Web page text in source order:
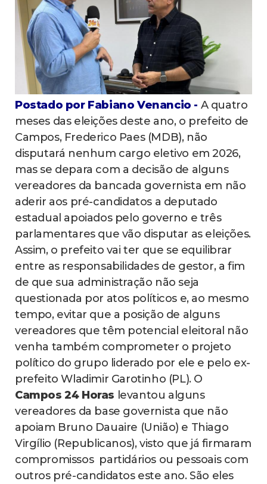
Postado por Fabiano Venancio - A quatro
meses das eleições deste ano, o prefeito de
Campos, Frederico Paes (MDB), não
disputará nenhum cargo eletivo em 2026,
mas se depara com a decisão de alguns
vereadores da bancada governista em não
aderir aos pré-candidatos a deputado
estadual apoiados pelo governo e três
parlamentares que vão disputar as eleições.
Assim, o prefeito vai ter que se equilibrar
entre as responsabilidades de gestor, a fim
de que sua administração não seja
questionada por atos políticos e, ao mesmo
tempo, evitar que a posição de alguns
vereadores que têm potencial eleitoral não
venha também comprometer o projeto
político do grupo liderado por ele e pelo ex-
prefeito Wladimir Garotinho (PL). O
Campos 24 Horas levantou alguns
vereadores da base governista que não
apoiam Bruno Dauaire (União) e Thiago
Virgílio (Republicanos), visto que já firmaram
compromissos partidários ou pessoais com
outros pré-candidatos este ano. São eles